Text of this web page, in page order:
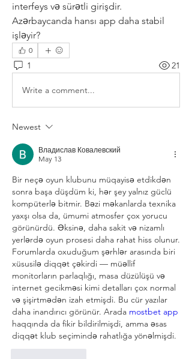
interfeys və sürətli girişdir.
Azərbaycanda hansı app daha stabil
işləyir?
0
1 21
Write a comment...
Newest
Владислав Ковалевский
May 13
Bir neçə oyun klubunu müqayisə etdikdən
sonra başa düşdüm ki, hər şey yalnız güclü
kompüterlə bitmir. Bəzi məkanlarda texnika
yaxşı olsa da, ümumi atmosfer çox yorucu
görünürdü. Əksinə, daha sakit və nizamlı
yerlərdə oyun prosesi daha rahat hiss olunur.
Forumlarda oxuduğum şərhlər arasında biri
xüsusilə diqqət çəkirdi — müəllif
monitorların parlaqlığı, masa düzülüşü və
internet gecikməsi kimi detalları çox normal
və şişirtmədən izah etmişdi. Bu cür yazılar
daha inandırıcı görünür. Arada mostbet app
haqqında da fikir bildirilmişdi, amma əsas
diqqət klub seçimində rahatlığa yönəlmişdi.